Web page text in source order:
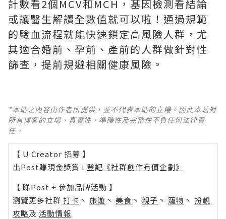
計數看2個MCV和MCH，基因檢測看結論
或讓醫生解讀全數值就可以啦！通過規範
的驗血流程就能快速鎖定高風險人群，尤
其適合婚前、孕前、產前的人群做針對性
篩查，提前規避相關健康風險。
*本站之內容由作者所提供，並不代表本站的立場。因此本站對
所有博客的立場、真實性、準確性及完整性不負任何法律責
任。
【 U Creator 招募 】
出Post賺現金獎賞 l 登記《社群創作有價企劃》
【 睇Post + 參加品牌活動 】
瀏覽更多社群 打卡 丶 旅遊 丶 美食 丶 親子 丶 寵物 丶 扮靚
攻略及 活動情報